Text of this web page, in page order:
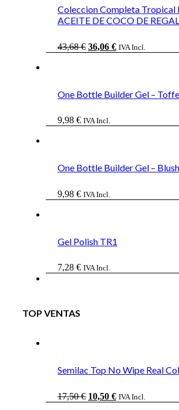
Coleccion Completa Tropical
ACEITE DE COCO DE
43,68€ El
36,06 €ElIVA Incl.
One Bottle Builder Gel –
9,98 € IVA Incl.
One Bottle Builder Gel –
9,98 € IVA Incl.
Gel Polish TR1
7,28 € IVA Incl.
TOP VENTAS
Semilac Top No Wipe Real
17,50€ El
10,50 €ElIVA Incl.